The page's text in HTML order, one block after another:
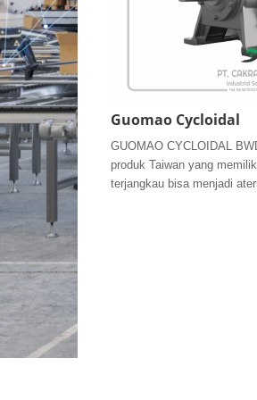
Guomao Cycloidal
GUOMAO CYCLOIDAL
produk Taiwan yang
terjangkau bisa menjadi